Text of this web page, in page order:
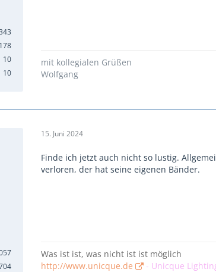
10
10
mit kollegialen Grüßen
Wolfgang
15. Juni 2024
Finde ich jetzt auch nicht so lustig.
verloren, der hat seine eigenen Bänder.
Was ist ist, was nicht ist ist möglich
http://www.unicque.de
- Unicque